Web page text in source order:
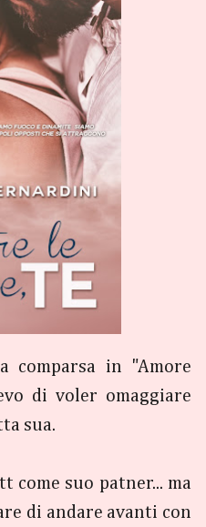
comparsa in "Amore
di voler omaggiare
sua.
come suo patner... ma
di andare avanti con